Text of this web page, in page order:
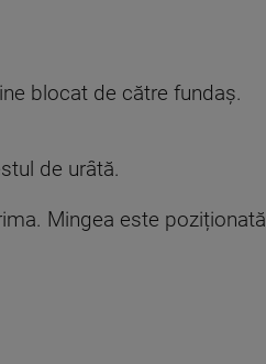
blocat de către fundaş.
de urâtă.
Mingea este poziționată